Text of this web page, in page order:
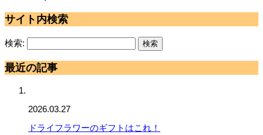
サイト内検索
検索:
最近の記事
2026.03.27
ドライフラワーのギフトはこれ！